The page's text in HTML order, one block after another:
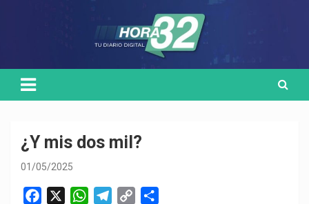
¿Y mis dos mil?
01/05/2025
W